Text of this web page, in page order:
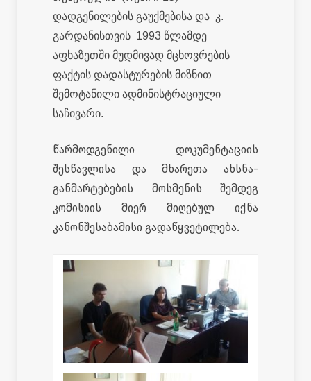
დადგენილების გაუქმებისა და კ.
გარდანისთვის 1993 წლამდე
აფხაზეთში მუდმივად მცხოვრების
ფაქტის დადასტურების მიზნით
შემოტანილი ადმინისტრაციული
საჩივარი.
წარმოდგენილი დოკუმენტაციის
შესწავლისა და მხარეთა ახსნა-
განმარტებების მოსმენის შემდეგ
კომისიის მიერ მიღებულ იქნა
კანონშესაბამისი გადაწყვეტილება.